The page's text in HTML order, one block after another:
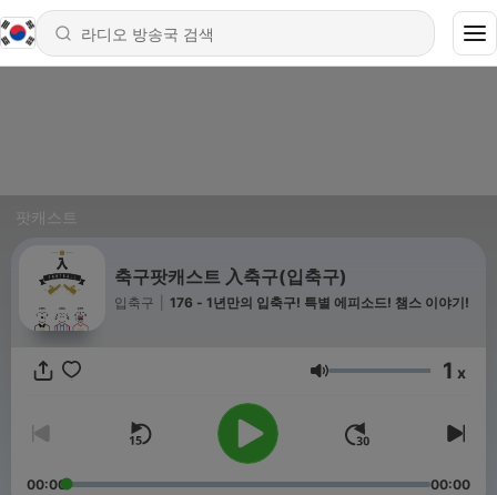
팟캐스트
축구팟캐스트 入축구(입축구)
입축구 176 - 1년만의 입축구! 특별 에피소드! 챔스 이야기!
음량 1 x
00:00 00:00